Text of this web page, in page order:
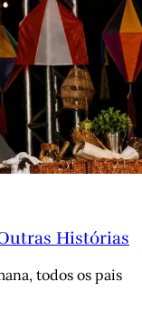
Histórias
todos os pais